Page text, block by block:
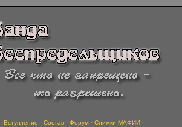
· Вступление · Состав · Форум · Снимки МАФИИ